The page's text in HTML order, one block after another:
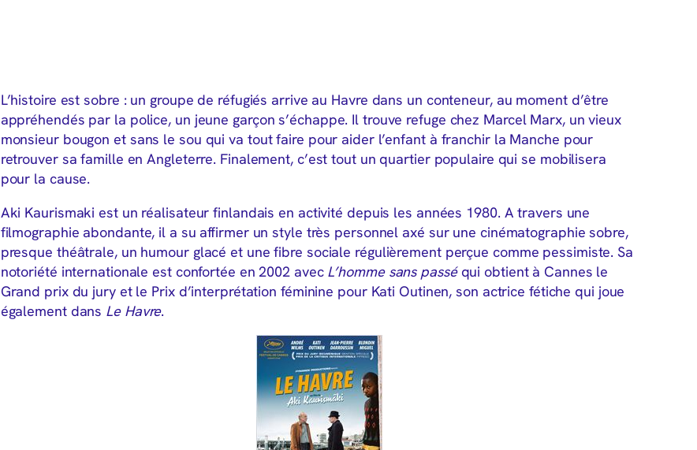
L’histoire est sobre : un groupe de réfugiés arrive au Havre dans un conteneur, au moment d’être
appréhendés par la police, un jeune garçon s’échappe. Il trouve refuge chez Marcel Marx, un vieux
monsieur bougon et sans le sou qui va tout faire pour aider l’enfant à franchir la Manche pour
retrouver sa famille en Angleterre. Finalement, c’est tout un quartier populaire qui se mobilisera
pour la cause.
Aki Kaurismaki est un réalisateur finlandais en activité depuis les années 1980. A travers une
filmographie abondante, il a su affirmer un style très personnel axé sur une cinématographie sobre,
presque théâtrale, un humour glacé et une fibre sociale régulièrement perçue comme pessimiste. Sa
notoriété internationale est confortée en 2002 avec L’homme sans passéqui obtient à Cannes le
Grand prix du jury et le Prix d’interprétation féminine pour Kati Outinen, son actrice fétiche qui joue
également dans Le Havre.